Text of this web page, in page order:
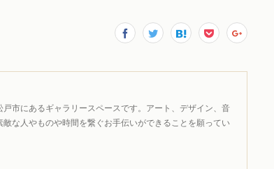
市にあるギャラリースペースです。アート、デザイン、音
な人やものや時間を繋ぐお手伝いができることを願ってい